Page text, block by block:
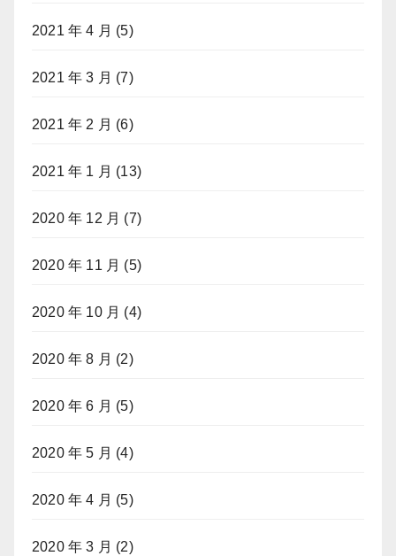
2021 年 4 月 (5)
2021 年 3 月 (7)
2021 年 2 月 (6)
2021 年 1 月 (13)
2020 年 12 月 (7)
2020 年 11 月 (5)
2020 年 10 月 (4)
2020 年 8 月 (2)
2020 年 6 月 (5)
2020 年 5 月 (4)
2020 年 4 月 (5)
2020 年 3 月 (2)